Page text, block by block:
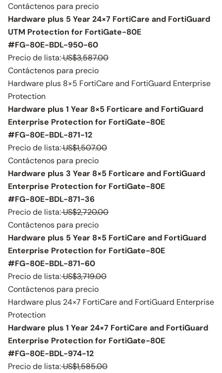
Contáctenos para precio
Hardware plus 5 Year 24×7 FortiCare and FortiGuard
UTM Protection for FortiGate-80E
#FG-80E-BDL-950-60
Precio de lista:US$3,587.00
Contáctenos para precio
Hardware plus 8×5 FortiCare and FortiGuard Enterprise
Protection
Hardware plus 1 Year 8×5 Forticare and FortiGuard
Enterprise Protection for FortiGate-80E
#FG-80E-BDL-871-12
Precio de lista:US$1,507.00
Contáctenos para precio
Hardware plus 3 Year 8×5 Forticare and FortiGuard
Enterprise Protection for FortiGate-80E
#FG-80E-BDL-871-36
Precio de lista:US$2,720.00
Contáctenos para precio
Hardware plus 5 Year 8×5 FortiCare and FortiGuard
Enterprise Protection for FortiGate-80E
#FG-80E-BDL-871-60
Precio de lista:US$3,719.00
Contáctenos para precio
Hardware plus 24×7 FortiCare and FortiGuard Enterprise
Protection
Hardware plus 1 Year 24×7 FortiCare and FortiGuard
Enterprise Protection for FortiGate-80E
#FG-80E-BDL-974-12
Precio de lista:US$1,585.00